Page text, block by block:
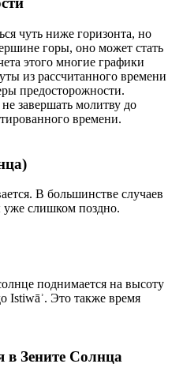
чуть ниже горизонта, но
горы, оно может стать
этого многие графики
из рассчитанного времени
предосторожности.
завершать молитву до
времени.
В большинстве случаев
слишком поздно.
поднимается на высоту
Istiwāʾ. Это также время
в Зените Солнца